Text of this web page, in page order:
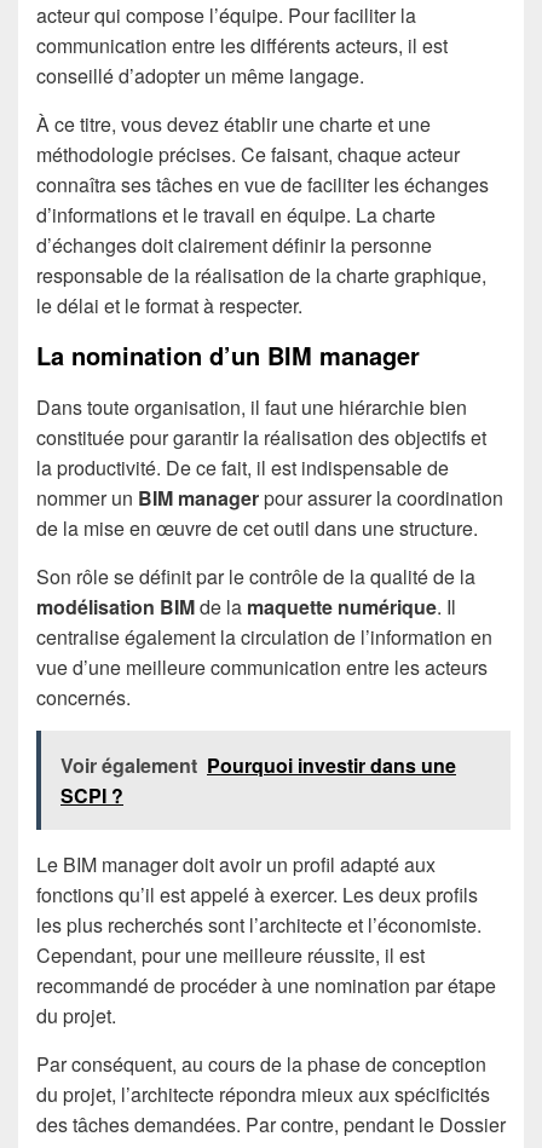
acteur qui compose l’équipe. Pour faciliter la
communication entre les différents acteurs, il est
conseillé d’adopter un même langage.
À ce titre, vous devez établir une charte et une
méthodologie précises. Ce faisant, chaque acteur
connaîtra ses tâches en vue de faciliter les échanges
d’informations et le travail en équipe. La charte
d’échanges doit clairement définir la personne
responsable de la réalisation de la charte graphique,
le délai et le format à respecter.
La nomination d’un BIM manager
Dans toute organisation, il faut une hiérarchie bien
constituée pour garantir la réalisation des objectifs et
la productivité. De ce fait, il est indispensable de
nommer un BIM managerpour assurer la coordination
de la mise en œuvre de cet outil dans une structure.
Son rôle se définit par le contrôle de la qualité de la
modélisation BIMde la maquette numérique. Il
centralise également la circulation de l’information en
vue d’une meilleure communication entre les acteurs
concernés.
Voir également Pourquoi investir dans une
SCPI ?
Le BIM manager doit avoir un profil adapté aux
fonctions qu’il est appelé à exercer. Les deux profils
les plus recherchés sont l’architecte et l’économiste.
Cependant, pour une meilleure réussite, il est
recommandé de procéder à une nomination par étape
du projet.
Par conséquent, au cours de la phase de conception
du projet, l’architecte répondra mieux aux spécificités
des tâches demandées. Par contre, pendant le Dossier